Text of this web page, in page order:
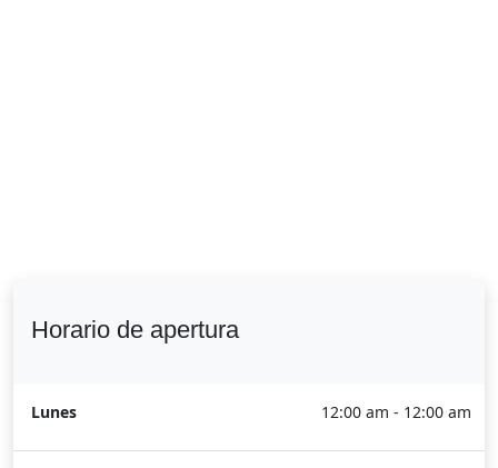
Horario de apertura
Lunes 12:00 am - 12:00 am